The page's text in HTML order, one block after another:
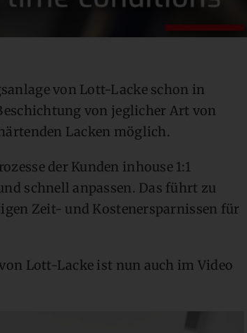
von Lott-Lacke schon in
von jeglicher Art von
Lacken möglich.
der Kunden inhouse 1:1
schnell anpassen. Das führt zu
Zeit- und Kostenersparnissen für
Lott-Lacke ist nun auch im Video